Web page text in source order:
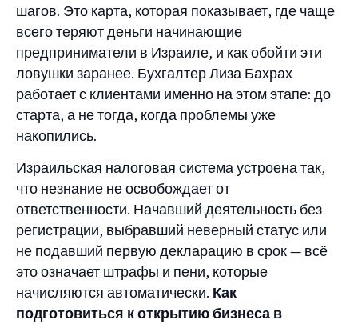
шагов. Это карта, которая показывает, где чаще
всего теряют деньги начинающие
предприниматели в Израиле, и как обойти эти
ловушки заранее. Бухгалтер Лиза Бахрах
работает с клиентами именно на этом этапе: до
старта, а не тогда, когда проблемы уже
накопились.
Израильская налоговая система устроена так,
что незнание не освобождает от
ответственности. Начавший деятельность без
регистрации, выбравший неверный статус или
не подавший первую декларацию в срок — всё
это означает штрафы и пени, которые
начисляются автоматически. Как
подготовиться к открытию бизнеса в